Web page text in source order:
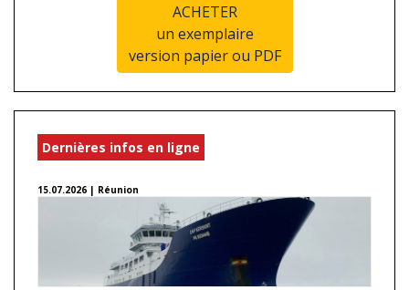
ACHETER
un exemplaire
version papier ou PDF
Dernières infos en ligne
15.07.2026 | Réunion